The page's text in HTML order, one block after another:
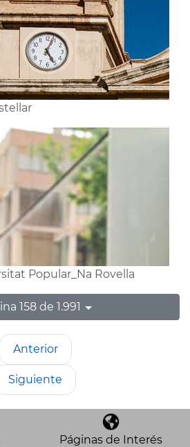
Popular_Na Rovella
158 de 1.991
Anterior
Siguiente
Páginas de Interés